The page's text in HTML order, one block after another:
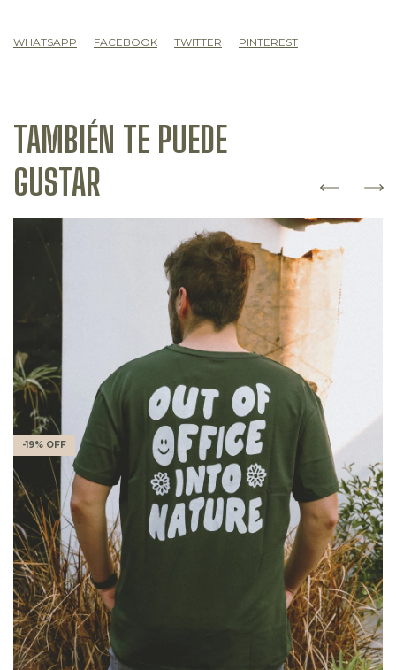
WHATSAPP FACEBOOK TWITTER PINTEREST
TAMBIÉN TE PUEDE
GUSTAR
-19% OFF